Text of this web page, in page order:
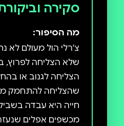
סקירה
מה הסיפור:
צ'רלי הול מעולם לא
שלא הצליחה לפרוץ,
הצליחה לגנוב או
שהצליחה להתחמק
חייה היא עבדה
מכשפים אפלים